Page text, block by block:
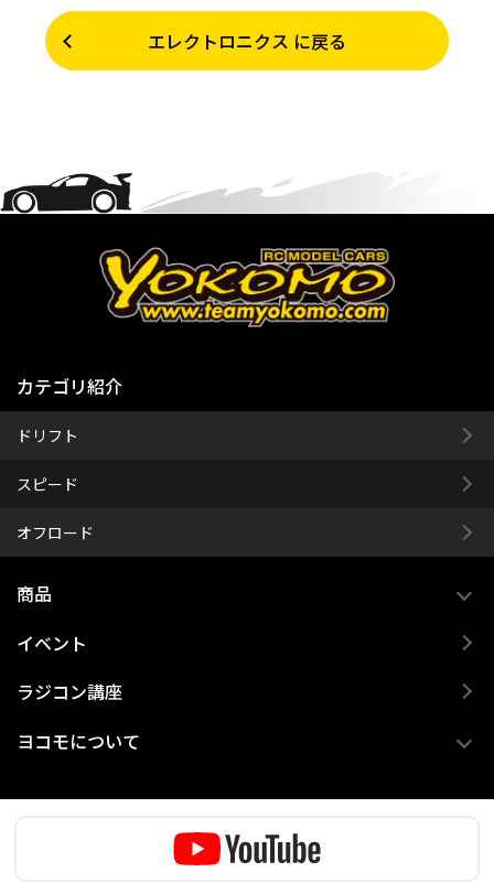
エレクトロニクス に戻る
カテゴリ紹介
ドリフト
スピード
オフロード
商品
イベント
ラジコン講座
ヨコモについて